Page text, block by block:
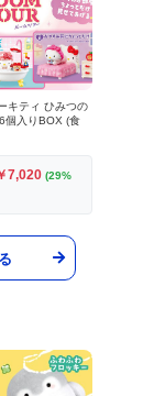
キティ ひみつの
個入りBOX (食
7,020 (29%